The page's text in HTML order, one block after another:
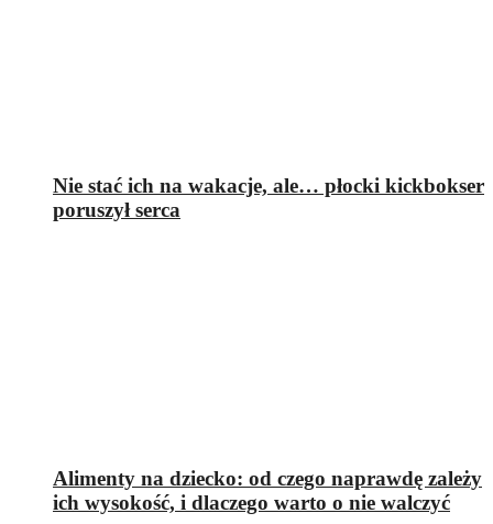
Nie stać ich na wakacje, ale… płocki kickbokser
poruszył serca
Alimenty na dziecko: od czego naprawdę zależy
ich wysokość, i dlaczego warto o nie walczyć